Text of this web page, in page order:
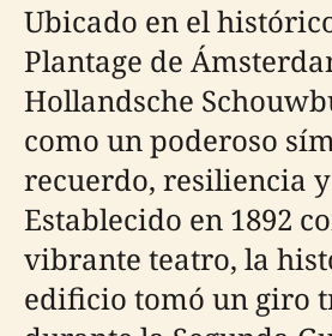
Ubicado en el
Plantage de
Hollandsche
como un poderoso
recuerdo, resiliencia
Establecido en 1892
vibrante teatro, la
edificio tomó un giro